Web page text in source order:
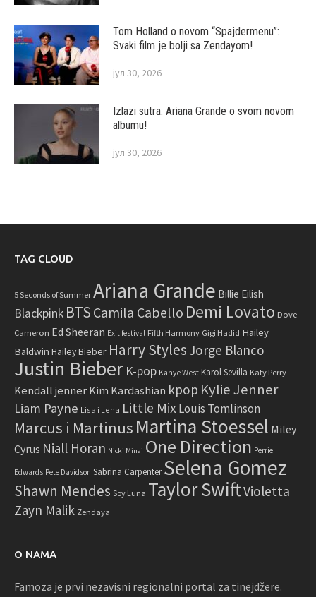
Tom Holland o novom “Spajdermenu”:
Svaki film je bolji sa Zendayom!
јул 30, 2026
Izlazi sutra: Ariana Grande o svom novom
albumu!
јул 30, 2026
TAG CLOUD
5 Seconds of Summer Ariana Grande Billie Eilish
Blackpink BTS Camila Cabello Demi Lovato Dove
Cameron Ed Sheeran Exit festival Fifth Harmony Gigi Hadid Hailey
Baldwin Hailey Bieber Harry Styles Jorge Blanco
Justin Bieber K-pop Kanye West Karol Sevilla Katy Perry
Kendall jenner Kim Kardashian kpop Kylie Jenner
Liam Payne Lisa i Lena Little MixLouis Tomlinson
Marcus i Martinus Martina Stoessel Miley
Cyrus Niall Horan Nicki Minaj One Direction Perrie
Edwards Pete Davidson Sabrina Carpenter Selena Gomez
Shawn Mendes Soy Luna Taylor SwiftVioletta
Zayn Malik Zendaya
O NAMA
Famoza je prvi nezavisni regionalni portal za tinejdžere.